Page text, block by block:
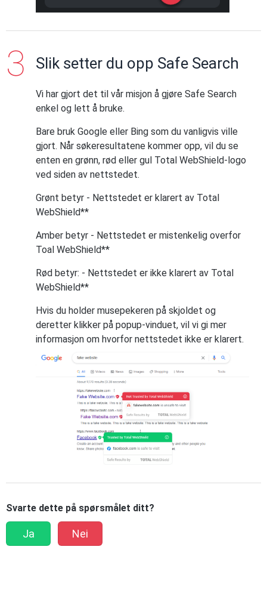
Slik setter du opp Safe Search
Vi har gjort det til vår misjon å gjøre Safe Search
enkel og lett å bruke.
Bare bruk Google eller Bing som du vanligvis ville
gjort. Når søkeresultatene kommer opp, vil du se
enten en grønn, rød eller gul Total WebShield-logo
ved siden av nettstedet.
Grønt betyr - Nettstedet er klarert av Total
WebShield**
Amber betyr - Nettstedet er mistenkelig overfor
Toal WebShield**
Rød betyr: - Nettstedet er ikke klarert av Total
WebShield**
Hvis du holder musepekeren på skjoldet og
deretter klikker på popup-vinduet, vil vi gi mer
informasjon om hvorfor nettstedet ikke er klarert.
Svarte dette på spørsmålet ditt?
Ja Nei